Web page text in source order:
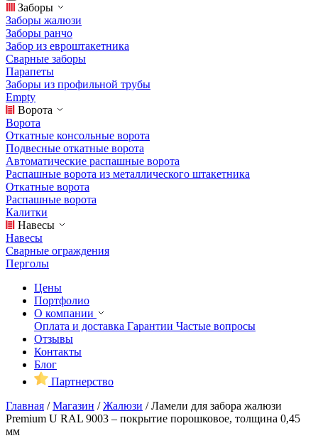
Заборы
Заборы жалюзи
Заборы ранчо
Забор из евроштакетника
Сварные заборы
Парапеты
Заборы из профильной трубы
Empty
Ворота
Ворота
Откатные консольные ворота
Подвесные откатные ворота
Автоматические распашные ворота
Распашные ворота из металлического штакетника
Откатные ворота
Распашные ворота
Калитки
Навесы
Навесы
Сварные ограждения
Перголы
Цены
Портфолио
О компании
Оплата и доставка Гарантии Частые вопросы
Отзывы
Контакты
Блог
Партнерство
Главная /Магазин /Жалюзи /Ламели для забора жалюзи
Premium U RAL 9003 – покрытие порошковое, толщина 0,45
мм